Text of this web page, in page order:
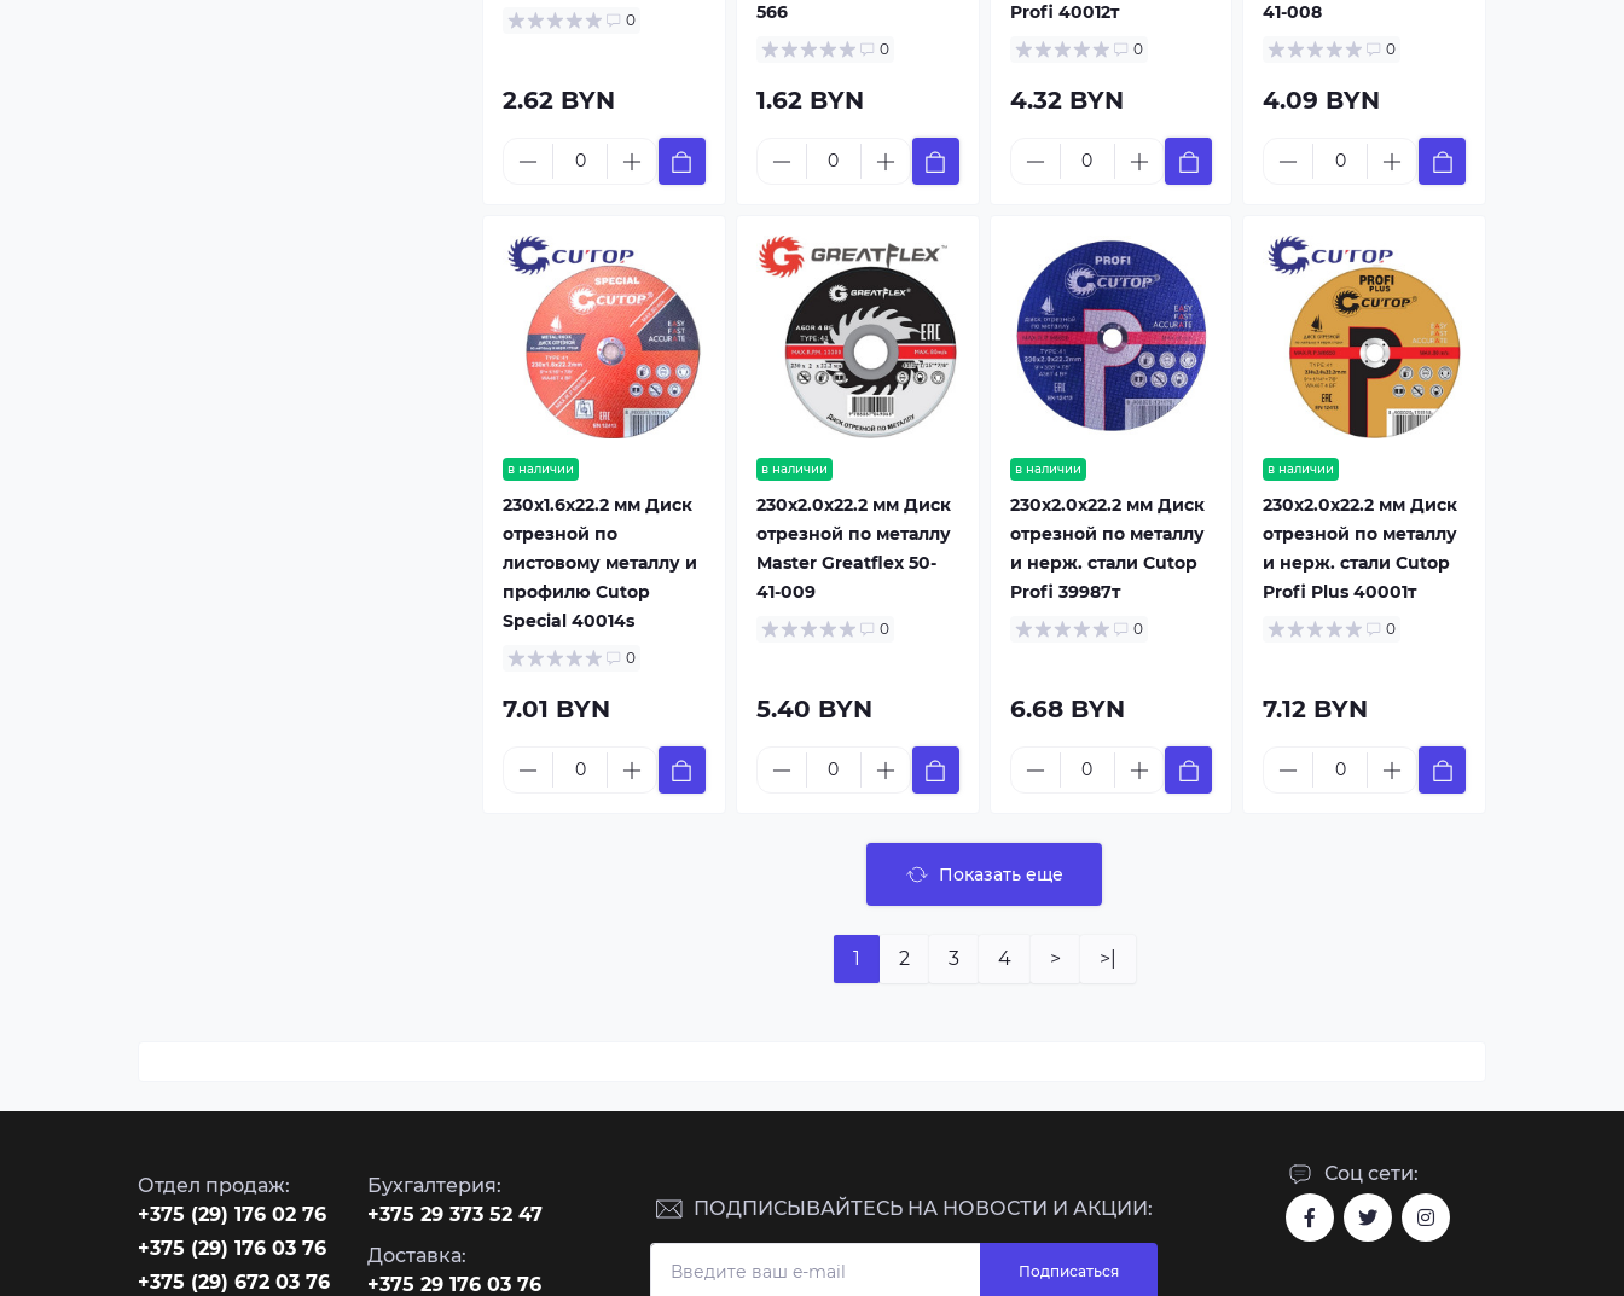
0
2.62 BYN
566
0
1.62 BYN
Profi 40012т
0
4.32 BYN
41-008
0
4.09 BYN
в наличии
230x1.6x22.2 мм Диск
отрезной по
листовому металлу и
профилю Cutop
Special 40014s
0
7.01 BYN
в наличии
230x2.0x22.2 мм Диск
отрезной по металлу
Master Greatflex 50-
41-009
0
5.40 BYN
в наличии
230x2.0x22.2 мм Диск
отрезной по металлу
и нерж. стали Cutop
Profi 39987т
0
6.68 BYN
в наличии
230x2.0x22.2 мм Диск
отрезной по металлу
и нерж. стали Cutop
Profi Plus 40001т
0
7.12 BYN
Показать еще
1 2 3 4 > >|
Отдел продаж:
‎+375 (29) 176 02 76
+375 (29) 176 03 76
+375 (29) 672 03 76
Бухгалтерия:
+375 29 373 52 47
Доставка:
+375 29 176 03 76
Соц сети:
ПОДПИСЫВАЙТЕСЬ НА НОВОСТИ И АКЦИИ:
Подписаться